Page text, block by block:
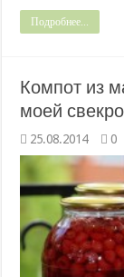
Подробнее...
Компот из
моей
25.08.2014 0